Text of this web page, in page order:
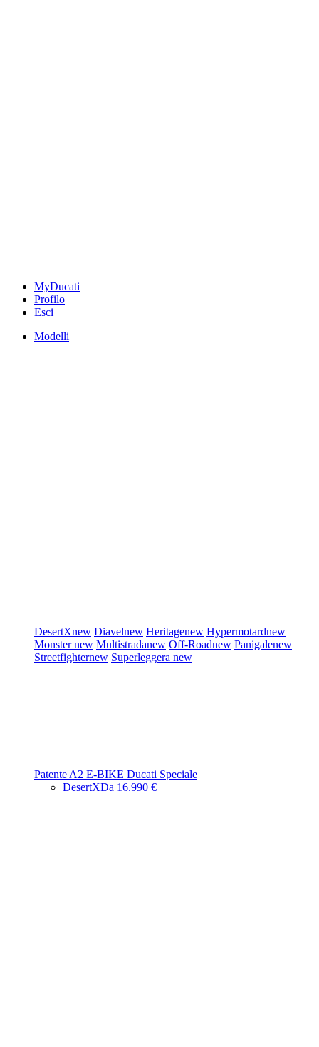
MyDucati
Profilo
Esci
Modelli
DesertXnew Diavelnew Heritagenew Hypermotardnew
Monsternew Multistradanew Off-Roadnew Panigalenew
Streetfighternew Superleggera new
Patente A2 E-BIKE Ducati Speciale
DesertXDa 16.990 €